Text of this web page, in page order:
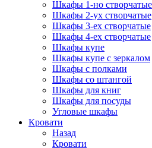
Шкафы 1-но створчатые
Шкафы 2-ух створчатые
Шкафы 3-ех створчатые
Шкафы 4-ех створчатые
Шкафы купе
Шкафы купе с зеркалом
Шкафы с полками
Шкафы со штангой
Шкафы для книг
Шкафы для посуды
Угловые шкафы
Кровати
Назад
Кровати